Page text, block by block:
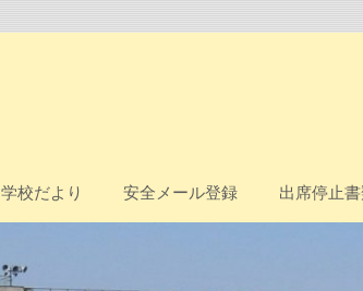
学校だより 安全メール登録 出席停止